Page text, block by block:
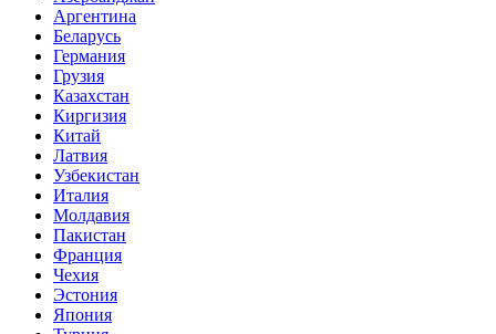
Аргентина
Беларусь
Германия
Грузия
Казахстан
Киргизия
Китай
Латвия
Узбекистан
Италия
Молдавия
Пакистан
Франция
Чехия
Эстония
Япония